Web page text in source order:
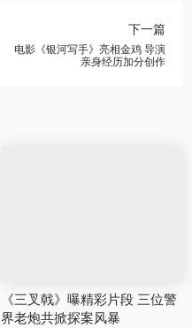
下一篇
电影《银河写手》亮相金鸡 导演
亲身经历加分创作
《三叉戟》曝精彩片段 三位警
界老炮共掀探案风暴